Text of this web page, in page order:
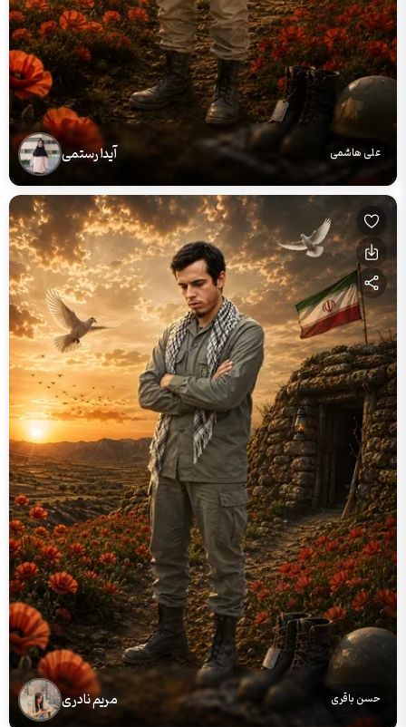
علی هاشمی آیدا رستمی
حسن باقری مریم نادری